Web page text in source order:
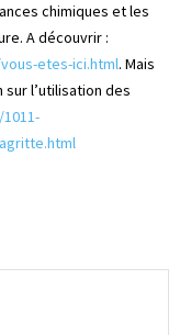
chimiques et les
A découvrir :
etes-ici.html. Mais
l’utilisation des